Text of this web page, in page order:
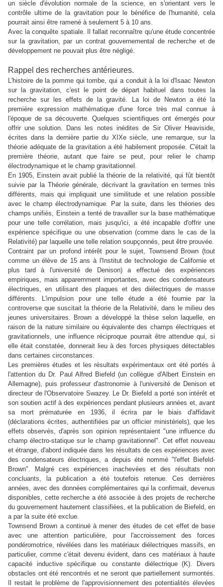
un siècle d'évolution normale de la science, en s'orientant vers le
contrôle ultime de la gravitation pour le bénéfice de l'humanité, cela
pourrait ainsi être ramené à seulement 5 à 10 ans.
Avec laconquête spatiale. Il fallait reconnaître qu'une étude concentrée
sur la gravitation, par un contrat gouvernemental de recherche et de
développement ne pouvait plus être négligé.
Rappel des recherches antérieures.
L'histoire de la pomme qui tombe, qui a conduit à la loi d'Isaac Newton
sur la gravitation, c'est le point de départ habituel dans toutes la
recherche sur les effets de la gravité. La loi de Newton a été la
première expression mathématique d'une force très mal connue à
l'époque de sa découverte. Quelques scientifiques ont émergés pour
offrir une solution. Dans les notes inédites de Sir Oliver Heaviside,
écrites dans la dernière partie du XIXe siècle, une remarque, sur la
théorie adéquate de la gravitation a été habilement proposée. C'était la
première théorie, autant que faire se peut, pour relier le champ
électrodynamique et le champ gravitationnel.
En 1905, Einstein avait publié la théorie de la relativité, qui fût bientôt
suivie par la Théorie générale, décrivant la gravitation en termes très
différents, mais qui impliquait une similitude et une relation possible
avec le champ électrodynamique. Par la suite, dans les théories des
champs unifiés, Einstein a tenté de travailler sur la base mathématique
pour une telle corrélation, mais jusqu'ici, a été incapable d'offrir une
expérience spécifique ou une observation (comme dans le cas de la
Relativité) par laquelle une telle relation soupçonnés, peut être prouvée.
Contraint par un profond intérêt pour le sujet, Townsend Brown (tout
comme un élève de 15 ans à l'Institut de technologie de Californie et
plus tard à l'université de Denison) a effectué des expériences
empiriques, mais apparemment importantes, avec des condensateurs
électriques, en utilisant des plaques et des diélectriques de masse
différents. L'impulsion pour une telle étude a été fournie par la
controverse que suscitait la théorie de la Relativité, dans le milieu des
jeunes universitaires. Brown a développé la thèse selon laquelle, en
raison de la nature similaire ou équivalente des champs électriques et
gravitationnels, une influence réciproque pourrait être attendue qui, si
elle était constatée, donnerait lieu à des forces physiques détectables
dans certaines circonstances.
Les premières études et les résultats expérimentaux ont été portés à
l'attention du Dr. Paul Alfred Biefeld (un collègue d'Albert Einstein en
Allemagne), puis professeur d'astronomie à l'université de Denison et
directeur de l'Observatoire Swazey. Le Dr. Biefeld a porté son intérêt et
son soutien actif à des expériences pendant plusieurs années et, avant
sa mort prématurée en 1936, il écrira par le biais d'affidavit
(déclarations écrites, authentifiées par un officier ministériels), que les
effets observés, d'après son opinion représentaient "une influence du
champ électro-statique sur le champ gravitationnel". Cet effet nouveau
et étrange, d'abord indiquée dans les résultats de ces expériences avec
des condensateurs électriques, a depuis été nommé "l'effet Biefeld-
Brown". Malgré ces expériences inachevées et des résultats non
concluants, la publication a été toutefois retenue. Ces dernières
années, avec des données complémentaires qui la confirmait, devenus
disponibles, cette recherche a été associée à des projets de recherche
du gouvernement hautement classifiées, et la publication de Biefeld, en
a par la suite été exclue.
Townsend Brown a continué à mener des études de cet effet de base
avec une attention particulière, pour l'accroissement des forces
pondéromotrice, révélées dans les matériaux diélectriques massifs, en
particulier, comme c'était devenu évident, dans ces matériaux à haute
capacité inductive spécifique ou constante diélectrique (K). Divers
obstacles ont été rencontrés et ne seront que partiellement surmontés.
Il restait le problème de l'approvisionnement des potentialités élevées